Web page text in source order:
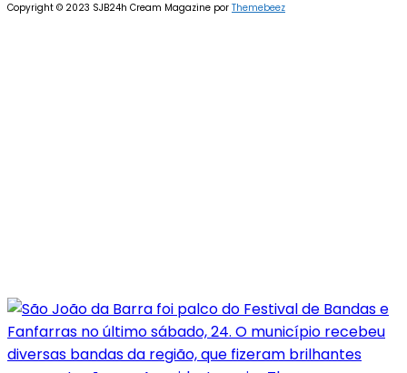
Copyright © 2023 SJB24h Cream Magazine por Themebeez